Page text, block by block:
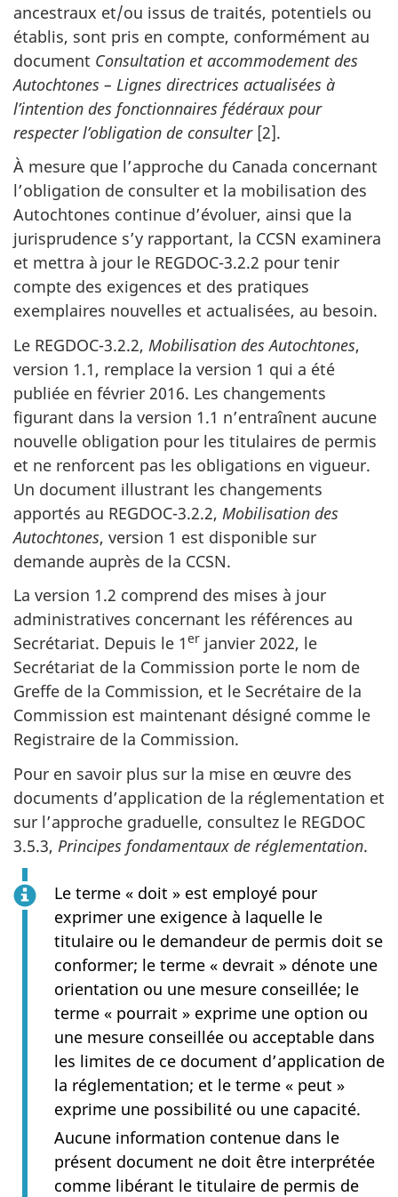
ancestraux et/ou issus de traités, potentiels ou
établis, sont pris en compte, conformément au
document Consultation et accommodement des
Autochtones – Lignes directrices actualisées à
l’intention des fonctionnaires fédéraux pour
respecter l’obligation de consulter[2].
À mesure que l’approche du Canada concernant
l’obligation de consulter et la mobilisation des
Autochtones continue d’évoluer, ainsi que la
jurisprudence s’y rapportant, la CCSN examinera
et mettra à jour le REGDOC-3.2.2 pour tenir
compte des exigences et des pratiques
exemplaires nouvelles et actualisées, au besoin.
Le REGDOC-3.2.2, Mobilisation des Autochtones,
version 1.1, remplace la version 1 qui a été
publiée en février 2016. Les changements
figurant dans la version 1.1 n’entraînent aucune
nouvelle obligation pour les titulaires de permis
et ne renforcent pas les obligations en vigueur.
Un document illustrant les changements
apportés au REGDOC-3.2.2, Mobilisation des
Autochtones, version 1 est disponible sur
demande auprès de la CCSN.
La version 1.2 comprend des mises à jour
administratives concernant les références au
Secrétariat. Depuis le 1er janvier 2022, le
Secrétariat de la Commission porte le nom de
Greffe de la Commission, et le Secrétaire de la
Commission est maintenant désigné comme le
Registraire de la Commission.
Pour en savoir plus sur la mise en œuvre des
documents d’application de la réglementation et
sur l’approche graduelle, consultez le REGDOC
3.5.3, Principes fondamentaux de réglementation.
Le terme « doit » est employé pour
exprimer une exigence à laquelle le
titulaire ou le demandeur de permis doit se
conformer; le terme « devrait » dénote une
orientation ou une mesure conseillée; le
terme « pourrait » exprime une option ou
une mesure conseillée ou acceptable dans
les limites de ce document d’application de
la réglementation; et le terme « peut »
exprime une possibilité ou une capacité.
Aucune information contenue dans le
présent document ne doit être interprétée
comme libérant le titulaire de permis de